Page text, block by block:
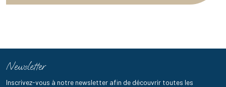
Newsletter
Inscrivez-vous à notre newsletter afin de découvrir toutes les